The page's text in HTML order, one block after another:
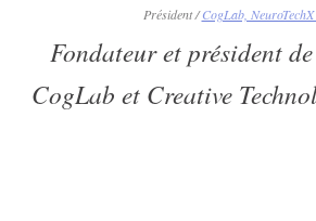
Président /CogLab,
Fondateur et président
CogLab et Creative